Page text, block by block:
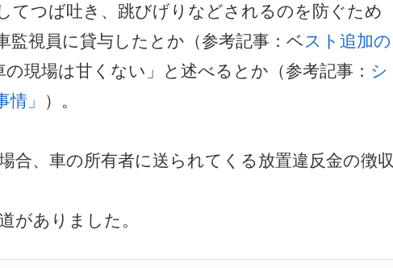
てつば吐き、跳びげりなどされるのを防ぐため
監視員に貸与したとか（参考記事：ベ スト追加の
現場は甘くない」と述べるとか（参考記事： シ
」
）。
合、車の所有者に送られてくる放置違反金の徴収
がありました。